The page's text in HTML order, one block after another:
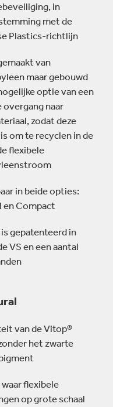
van minder dan 1
en hetzelfde
in
met de
Plastics-richtlijn
van
maar gebouwd
optie van een
naar
zodat deze
om te recyclen in de
flexibele
in beide opties:
en Compact
is gepatenteerd in
VS en een aantal
van de Vitop®
het zwarte
waar flexibele
op grote schaal